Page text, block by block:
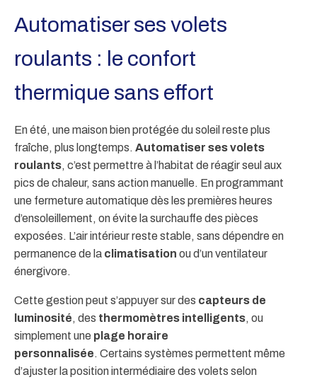
Automatiser ses volets
roulants : le confort
thermique sans effort
En été, une maison bien protégée du soleil reste plus
fraîche, plus longtemps. Automatiser ses volets
roulants, c’est permettre à l’habitat de réagir seul aux
pics de chaleur, sans action manuelle. En programmant
une fermeture automatique dès les premières heures
d’ensoleillement, on évite la surchauffe des pièces
exposées. L’air intérieur reste stable, sans dépendre en
permanence de la climatisation ou d’un ventilateur
énergivore.
Cette gestion peut s’appuyer sur des capteurs de
luminosité, des thermomètres intelligents, ou
simplement une plage horaire
personnalisée. Certains systèmes permettent même
d’ajuster la position intermédiaire des volets selon